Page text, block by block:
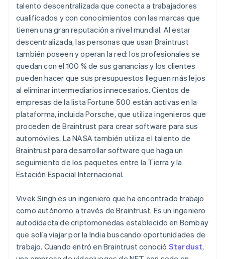
talento descentralizada que conecta a trabajadores
cualificados y con conocimientos con las marcas que
tienen una gran reputación a nivel mundial. Al estar
descentralizada, las personas que usan Braintrust
también poseen y operan la red: los profesionales se
quedan con el 100 % de sus ganancias y los clientes
pueden hacer que sus presupuestos lleguen más lejos
al eliminar intermediarios innecesarios. Cientos de
empresas de la lista Fortune 500 están activas en la
plataforma, incluida Porsche, que utiliza ingenieros que
proceden de Braintrust para crear software para sus
automóviles. La NASA también utiliza el talento de
Braintrust para desarrollar software que haga un
seguimiento de los paquetes entre la Tierra y la
Estación Espacial Internacional.
Vivek Singh es un ingeniero que ha encontrado trabajo
como autónomo a través de Braintrust. Es un ingeniero
autodidacta de criptomonedas establecido en Bombay
que solía viajar por la India buscando oportunidades de
trabajo. Cuando entró en Braintrust conoció Stardust,